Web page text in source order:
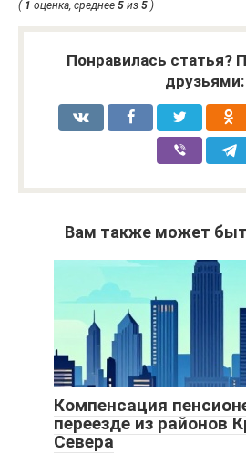
( 1 оценка, среднее 5 из 5 )
Понравилась статья?
друзьями:
Вам также может
Компенсация
переезде из районов
Севера